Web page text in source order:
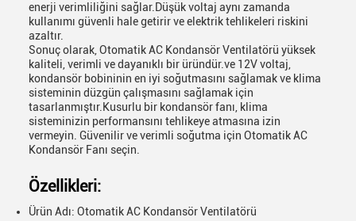
enerji verimliliğini sağlar.Düşük voltaj aynı zamanda
kullanımı güvenli hale getirir ve elektrik tehlikeleri riskini
azaltır.
Sonuç olarak, Otomatik AC Kondansör Ventilatörü yüksek
kaliteli, verimli ve dayanıklı bir üründür.ve 12V voltaj,
kondansör bobininin en iyi soğutmasını sağlamak ve klima
sisteminin düzgün çalışmasını sağlamak için
tasarlanmıştır.Kusurlu bir kondansör fanı, klima
sisteminizin performansını tehlikeye atmasına izin
vermeyin. Güvenilir ve verimli soğutma için Otomatik AC
Kondansör Fanı seçin.
Özellikleri:
Ürün Adı: Otomatik AC Kondansör Ventilatörü